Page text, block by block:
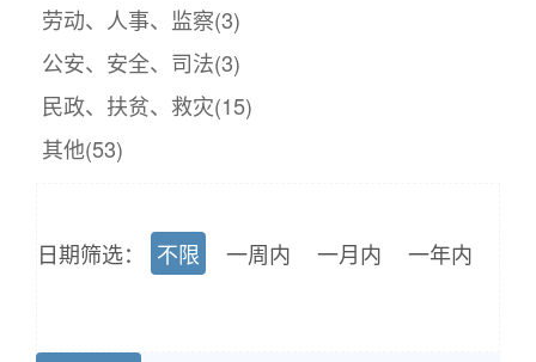
劳动、人事、监察(3)
公安、安全、司法(3)
民政、扶贫、救灾(15)
其他(53)
日期筛选： 不限 一周内 一月内 一年内